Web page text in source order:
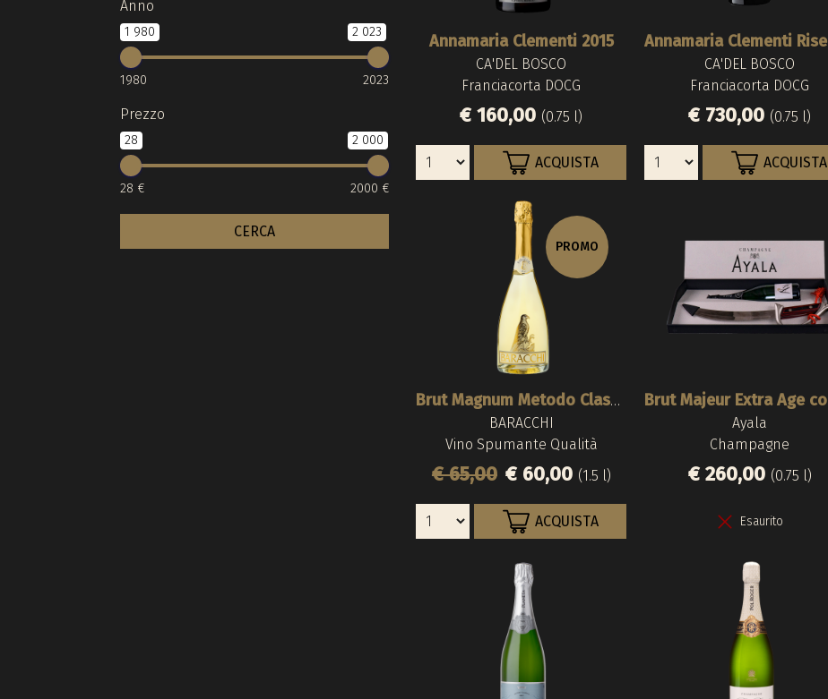
Anno
1 980 2 023
1980 2023
Prezzo
28 2 000
28 € 2000 €
CERCA
Annamaria Clementi 2015
CA'DEL BOSCO
Franciacorta DOCG
€ 160,00 (0.75 l)
ACQUISTA
CA'DEL BOSCO
Franciacorta DOCG
€ 730,00 (0.75 l)
ACQUISTA
PROMO
Brut Magnum Metodo Classico 2015
BARACCHI
Vino Spumante Qualità
€ 65,00 € 60,00 (1.5 l)
ACQUISTA
Ayala
Champagne
€ 260,00 (0.75 l)
Esaurito